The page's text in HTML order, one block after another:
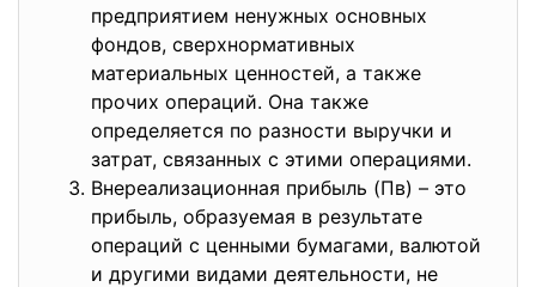
предприятием ненужных основных
фондов, сверхнормативных
материальных ценностей, а также
прочих операций. Она также
определяется по разности выручки и
затрат, связанных с этими операциями.
Внереализационная прибыль (Пв) – это
прибыль, образуемая в результате
операций с ценными бумагами, валютой
и другими видами деятельности, не